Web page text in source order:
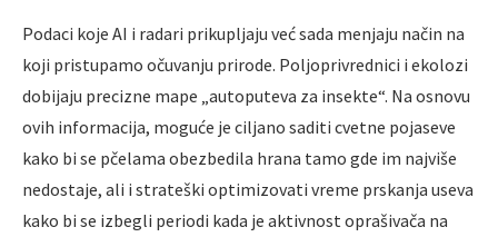
Podaci koje AI i radari prikupljaju već sada menjaju način na
koji pristupamo očuvanju prirode. Poljoprivrednici i ekolozi
dobijaju precizne mape „autoputeva za insekte“. Na osnovu
ovih informacija, moguće je ciljano saditi cvetne pojaseve
kako bi se pčelama obezbedila hrana tamo gde im najviše
nedostaje, ali i strateški optimizovati vreme prskanja useva
kako bi se izbegli periodi kada je aktivnost oprašivača na